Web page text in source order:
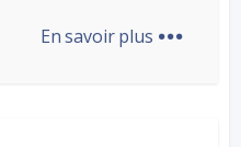
En savoir plus ...